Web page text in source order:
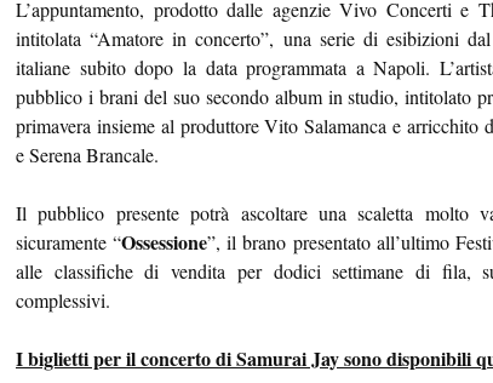
L’appuntamento, prodotto dalle agenzie Vivo Concerti e
intitolata “Amatore in concerto”, una serie di esibizioni
italiane subito dopo la data programmata a Napoli.
pubblico i brani del suo secondo album in studio, intitolato
primavera insieme al produttore Vito Salamanca e arricchito
e Serena Brancale.
Il pubblico presente potrà ascoltare una scaletta molto
sicuramente “Ossessione”, il brano presentato all’ultimo
alle classifiche di vendita per dodici settimane di fila,
complessivi.
I biglietti per il concerto di Samurai Jay sono disponibili